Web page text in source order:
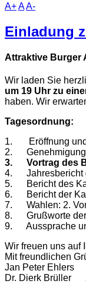
A+AA-
Einladung
Attraktive Burger
Wir laden Sie
um 19 Uhr zu
haben. Wir
Tagesordnung:
1. Eröffnung und
2. Genehmigung
3. Vortrag des
4. Jahresbericht
5. Bericht des
6. Bericht der
7. Wahlen: 2.
8. Grußworte der
9. Aussprache
Wir freuen uns auf
Mit freundlichen
Jan Peter
Dr. Dierk Brüller